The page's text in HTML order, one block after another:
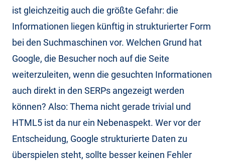
ist gleichzeitig auch die größte Gefahr: die
Informationen liegen künftig in strukturierter Form
bei den Suchmaschinen vor. Welchen Grund hat
Google, die Besucher noch auf die Seite
weiterzuleiten, wenn die gesuchten Informationen
auch direkt in den SERPs angezeigt werden
können? Also: Thema nicht gerade trivial und
HTML5 ist da nur ein Nebenaspekt. Wer vor der
Entscheidung, Google strukturierte Daten zu
überspielen steht, sollte besser keinen Fehler